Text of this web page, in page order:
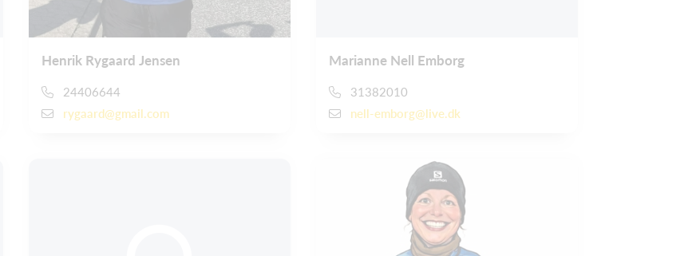
Henrik Rygaard Jensen
24406644
rygaard@gmail.com
Marianne Nell Emborg
31382010
nell-emborg@live.dk